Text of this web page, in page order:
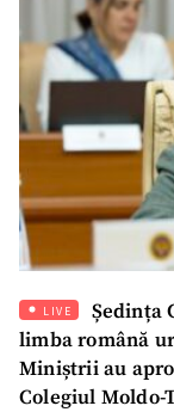
LIVE
Ședința
limba română
Miniștrii au
Colegiul Moldo-